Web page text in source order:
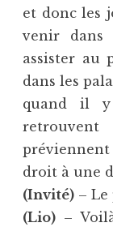
et donc les
venir
assister au
dans les
quand il y
droit à une
(Invité) – Le
(Lio) –